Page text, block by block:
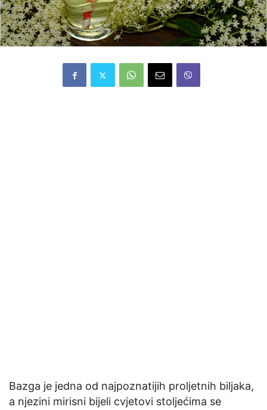
Bazga je jedna od najpoznatijih proljetnih biljaka,
a njezini mirisni bijeli cvjetovi stoljećima se